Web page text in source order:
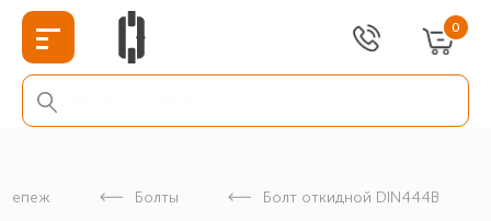
0
Болты Болт откидной DIN444B